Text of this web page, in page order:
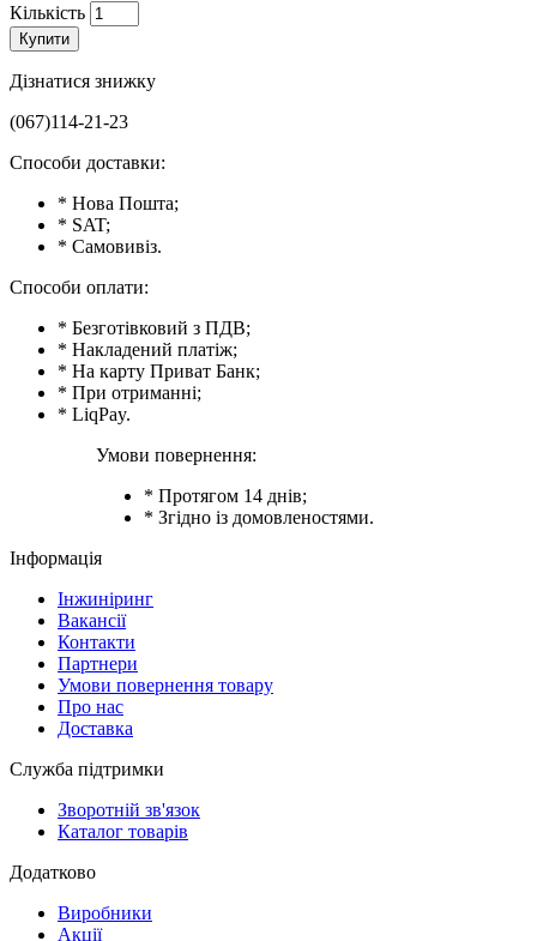
Кількість
Купити
Дізнатися знижку
(067)114-21-23
Способи доставки:
* Нова Пошта;
* SAT;
* Самовивіз.
Способи оплати:
* Безготівковий з ПДВ;
* Накладений платіж;
* На карту Приват Банк;
* При отриманні;
* LiqPay.
Умови повернення:
* Протягом 14 днів;
* Згідно із домовленостями.
Інформація
Інжиніринг
Вакансії
Контакти
Партнери
Умови повернення товару
Про нас
Доставка
Служба підтримки
Зворотній зв'язок
Каталог товарів
Додатково
Виробники
Акції